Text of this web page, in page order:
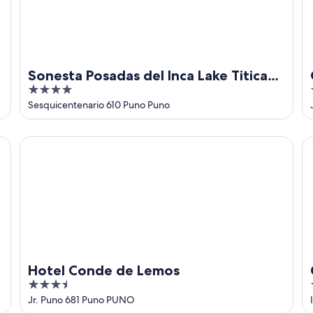
Sonesta Posadas del Inca Lake Titicaca
- Puno
4
out
of
5
Sesquicentenario 610 Puno Puno
Hotel Conde de Lemos
3.5
out
Jr. Puno 681 Puno PUNO
Hotel Conde de Lemos